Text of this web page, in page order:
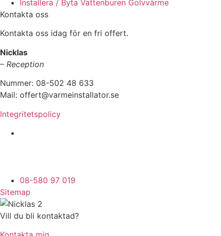
Installera / Byta Vattenburen Golvvärme
Kontakta oss
Kontakta oss idag för en fri offert.
Nicklas
– Reception
Nummer: 08-502 48 633
Mail: offert@varmeinstallator.se
Integritetspolicy
08-580 97 019
Sitemap
Vill du bli kontaktad?